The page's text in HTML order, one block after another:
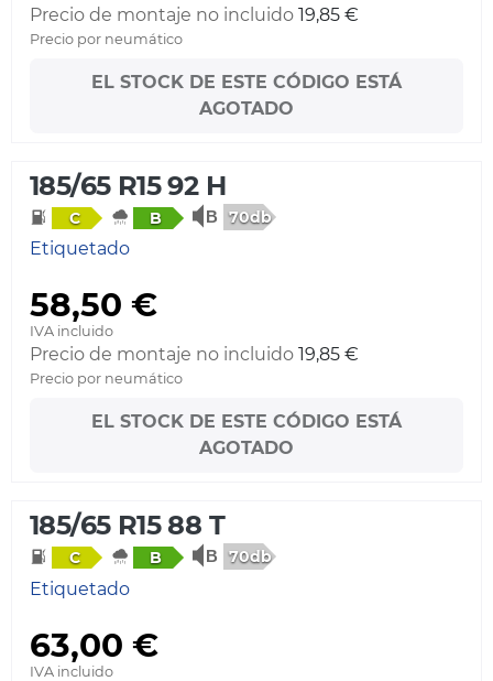
Precio de montaje no incluido 19,85 €
Precio por neumático
EL STOCK DE ESTE CÓDIGO ESTÁ
AGOTADO
185/65 R15 92 H
C B 70db
Etiquetado
58,50 €
IVA incluido
Precio de montaje no incluido 19,85 €
Precio por neumático
EL STOCK DE ESTE CÓDIGO ESTÁ
AGOTADO
185/65 R15 88 T
C B 70db
Etiquetado
63,00 €
IVA incluido